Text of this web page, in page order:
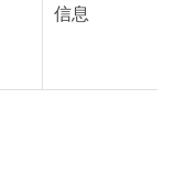
信息